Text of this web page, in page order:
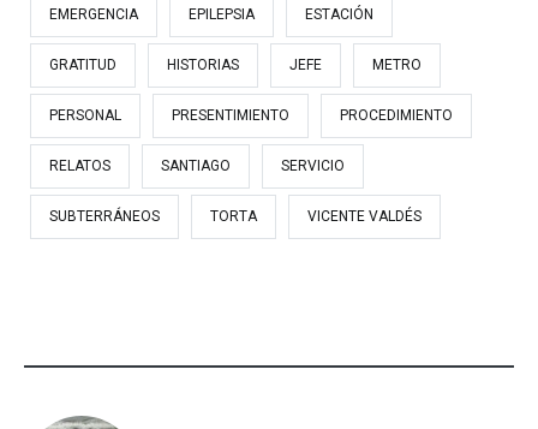
EMERGENCIA EPILEPSIA ESTACIÓN
GRATITUD HISTORIAS JEFE METRO
PERSONAL PRESENTIMIENTO PROCEDIMIENTO
RELATOS SANTIAGO SERVICIO
SUBTERRÁNEOS TORTA VICENTE VALDÉS